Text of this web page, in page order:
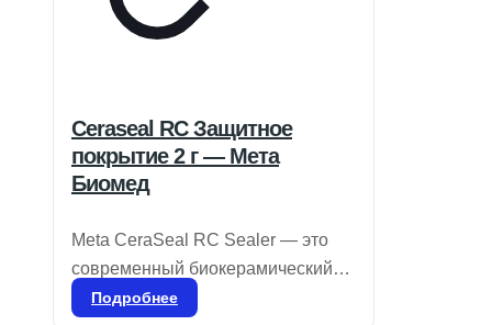
Ceraseal RC Защитное
покрытие 2 г — Мета
Биомед
Meta CeraSeal RC Sealer — это
современный биокерамический
герметик, обладающий
Подробнее